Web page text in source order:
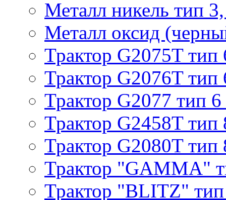
Металл никель тип
Металл оксид
Трактор G2075T тип
Трактор G2076T тип
Трактор G2077 тип 6
Трактор G2458T тип
Трактор G2080T тип
Трактор "GAMMA"
Трактор "BLITZ"